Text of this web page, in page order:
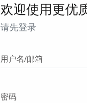
欢迎使用更优
请先登录
用户名/邮箱
密码